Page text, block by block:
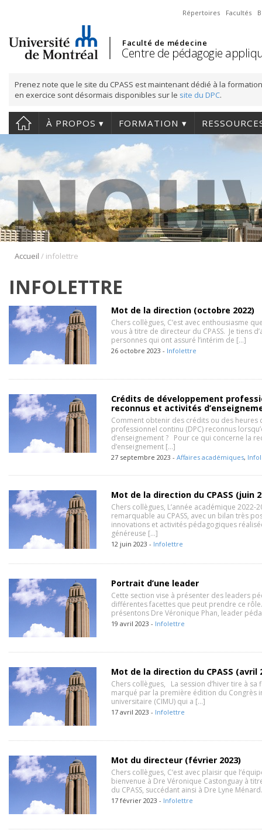
Répertoires Facultés
Faculté de médecine
Centre de pédagogie
Prenez note que le site du CPASS est maintenant dédié à la
en exercice sont désormais disponibles sur le site du DPC.
À PROPOS FORMATION
Accueil / infolettre
INFOLETTRE
Mot de la direction (octobre 2022)
Chers collègues, C’est avec enthousiasme
vous à titre de directeur du CPASS. Je tiens
personnes qui ont assuré l’intérim de […]
26 octobre 2023 - Infolettre
Crédits de développement
reconnus et activités
Comment obtenir des crédits ou des heures
professionnel continu (DPC) reconnus
d’enseignement ? Pour ce qui concerne la
d’enseignement […]
27 septembre 2023 - Affaires académiques,
Mot de la direction du CPASS (juin
Chers collègues, L’année académique 2022-
remarquable au CPASS, avec un bilan très
innovations et activités pédagogiques
généreuse […]
12 juin 2023 - Infolettre
Portrait d’une leader
Cette section vise à présenter des leaders
différentes facettes que peut prendre ce
présentons Dre Véronique Phan, leader
19 avril 2023 - Infolettre
Mot de la direction du CPASS (avril
Chers collègues, La session d’hiver tire à sa
marqué par la première édition du Congrès
universitaire (CIMU) qui a […]
17 avril 2023 - Infolettre
Mot du directeur (février 2023)
Chers collègues, C’est avec plaisir que
bienvenue à Dre Véronique Castonguay à
du CPASS, succédant ainsi à Dre Lyne
17 février 2023 - Infolettre